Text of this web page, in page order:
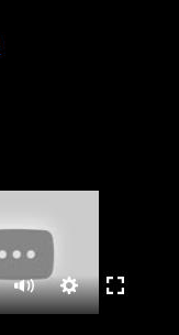
Mute Settings